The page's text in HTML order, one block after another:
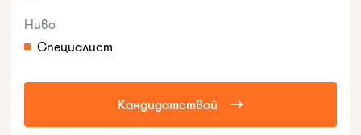
Ниво
Специалист
Кандидатствай